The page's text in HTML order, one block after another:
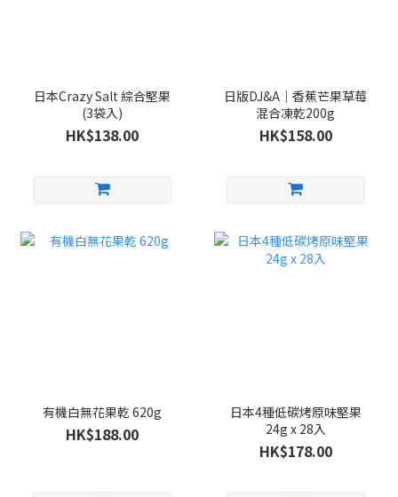
日本Crazy Salt 綜合堅果
(3袋入)
HK$138.00
日版DJ&A｜香蕉芒果草莓
混合凍乾200g
HK$158.00
有機白無花果乾 620g
HK$188.00
日本4種低碳烤原味堅果
24g x 28入
HK$178.00